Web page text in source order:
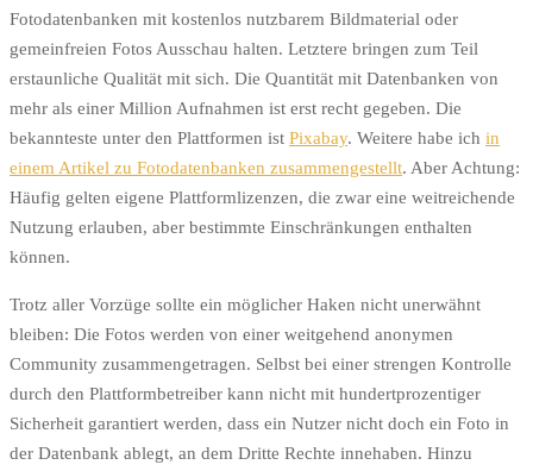
Fotodatenbanken mit kostenlos nutzbarem Bildmaterial oder
gemeinfreien Fotos Ausschau halten. Letztere bringen zum Teil
erstaunliche Qualität mit sich. Die Quantität mit Datenbanken von
mehr als einer Million Aufnahmen ist erst recht gegeben. Die
bekannteste unter den Plattformen ist Pixabay. Weitere habe ich in
einem Artikel zu Fotodatenbanken zusammengestellt. Aber Achtung:
Häufig gelten eigene Plattformlizenzen, die zwar eine weitreichende
Nutzung erlauben, aber bestimmte Einschränkungen enthalten
können.
Trotz aller Vorzüge sollte ein möglicher Haken nicht unerwähnt
bleiben: Die Fotos werden von einer weitgehend anonymen
Community zusammengetragen. Selbst bei einer strengen Kontrolle
durch den Plattformbetreiber kann nicht mit hundertprozentiger
Sicherheit garantiert werden, dass ein Nutzer nicht doch ein Foto in
der Datenbank ablegt, an dem Dritte Rechte innehaben. Hinzu